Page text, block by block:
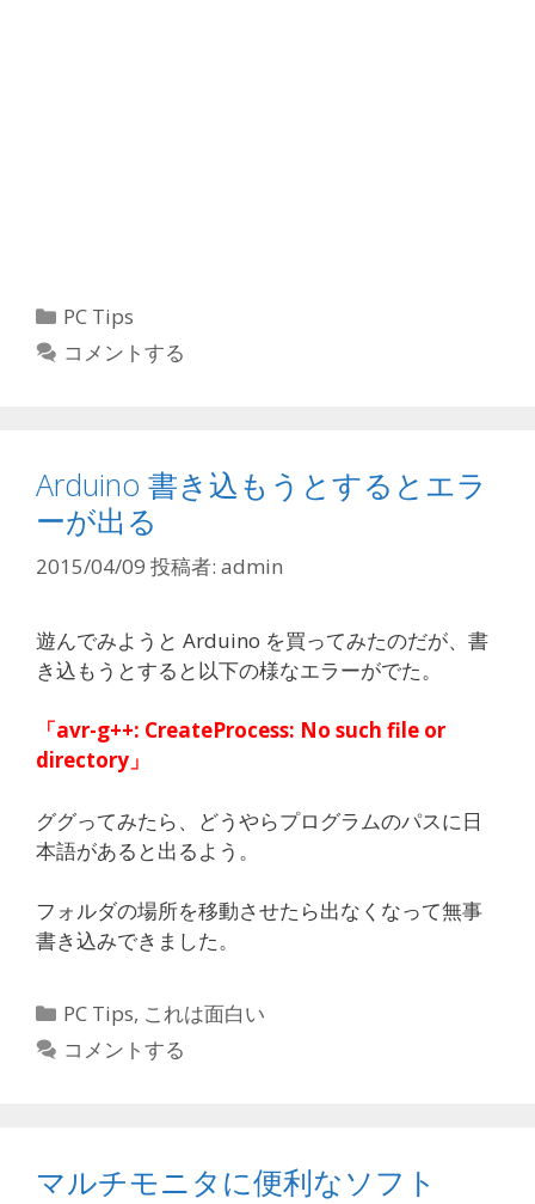
カ
テ
PC Tips
コメントする
Arduino 書き込もうとするとエラ
ーが出る
2015/04/09 投稿者: admin
遊んでみようと Arduino を買ってみたのだが、書
き込もうとすると以下の様なエラーがでた。
「avr-g++: CreateProcess: No such file or
directory」
ググってみたら、どうやらプログラムのパスに日
本語があると出るよう。
フォルダの場所を移動させたら出なくなって無事
書き込みできました。
カ
テ
PC Tips, これは面白い
コメントする
マルチモニタに便利なソフト